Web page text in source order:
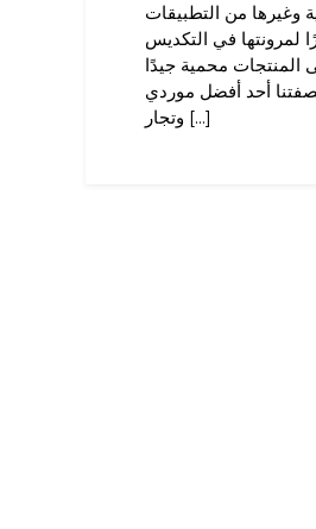
وغيرها من التطبيقات
لمرونتها في التكديس
المنتجات محمية جيدًا
أحد أفضل موردي
وتجار [...]